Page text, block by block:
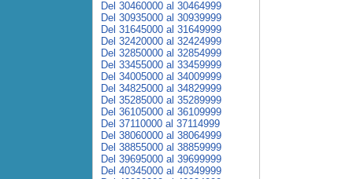
Del 30460000 al 30464999
Del 30935000 al 30939999
Del 31645000 al 31649999
Del 32420000 al 32424999
Del 32850000 al 32854999
Del 33455000 al 33459999
Del 34005000 al 34009999
Del 34825000 al 34829999
Del 35285000 al 35289999
Del 36105000 al 36109999
Del 37110000 al 37114999
Del 38060000 al 38064999
Del 38855000 al 38859999
Del 39695000 al 39699999
Del 40345000 al 40349999